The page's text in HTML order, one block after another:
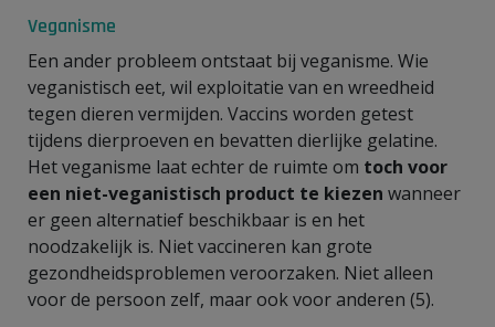
Veganisme
Een ander probleem ontstaat bij veganisme. Wie
veganistisch eet, wil exploitatie van en wreedheid
tegen dieren vermijden. Vaccins worden getest
tijdens dierproeven en bevatten dierlijke gelatine.
Het veganisme laat echter de ruimte om toch voor
een niet-veganistisch product te kiezen wanneer
er geen alternatief beschikbaar is en het
noodzakelijk is. Niet vaccineren kan grote
gezondheidsproblemen veroorzaken. Niet alleen
voor de persoon zelf, maar ook voor anderen (5).